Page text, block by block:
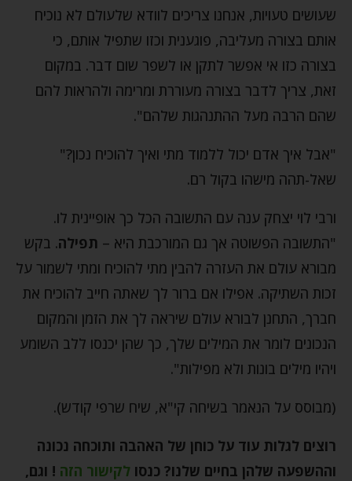
שעושים טעויות, אנחנו צריכים לוודא שלעולם לא נוכיח
אותם בצורה מעליבה, פוגענית וכזו שתפיל אותם, כי
בצורה כזו אי אפשר לתקן או לשפר שום דבר. במקום
זאת, צריך לדבר בצורה מעוררת ומרימה ולהראות להם
שהם הרבה מעל ההתנהגות שלהם".
"אבל איך אדם יכול ללמוד מתי ואיך להוכיח נכון?"
שאל-תהה מישהו בקול רם.
ורבי לוי יצחק ענה עם התשובה הכל כך אופיינית לו.
"התשובה הפשוטה אך גם המורכבת היא – תפילה. בקש
מבורא עולם את העזרה להבין מתי להוכיח ומתי לשמור על
זכות השתיקה. אפילו אם ברור לך שאתה חייב להוכיח את
חברך, התחנן לבורא עולם שיראה לך את הזמן והמקום
הנכונים לומר את המילים שלך, כך שהן יכנסו ללב השומע
ויהיו מילים בונות ולא מפילות".
(מבוסס על הנאמר בשיחה קי"א, שיח שרפי קודש).
רוצים לגלות עוד על כוחן של האהבה ותוכחה נכונה
וההשפעה שלהן בחיים שלנו? כנסו לקישור הזה ! וגם,